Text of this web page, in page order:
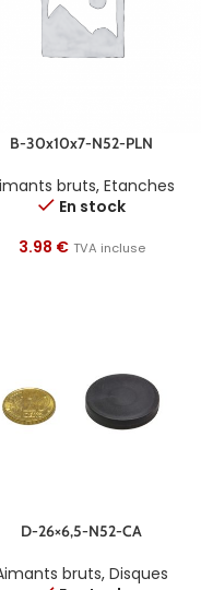
B-30x10x7-N52-PLN
bruts, Etanches
En stock
3.98 € TVA incluse
D-26×6,5-N52-CA
bruts, Disques